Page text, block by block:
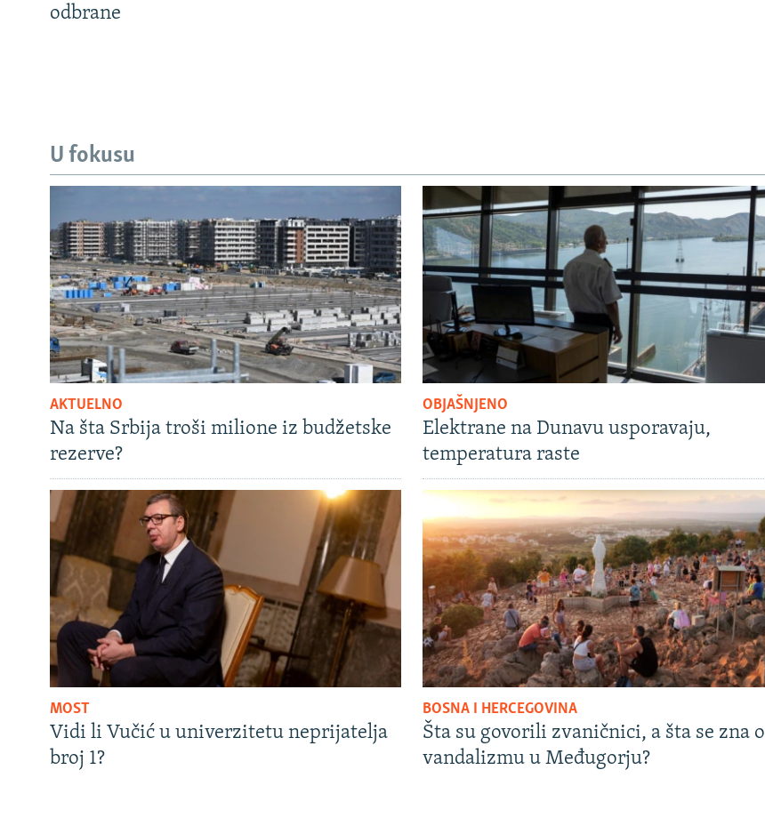
odbrane
U fokusu
AKTUELNO
Na šta Srbija troši milione iz budžetske
rezerve?
OBJAŠNJENO
Elektrane na Dunavu usporavaju,
temperatura raste
MOST
Vidi li Vučić u univerzitetu neprijatelja
broj 1?
BOSNA I HERCEGOVINA
Šta su govorili zvaničnici, a šta se zna o
vandalizmu u Međugorju?